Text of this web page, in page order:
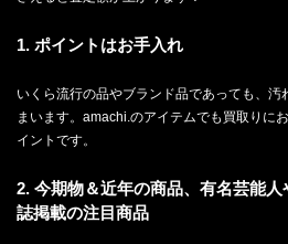
1. ポイントはお手入れ
いくら流行の品やブランド品であっても、汚
まいます。amachi.のアイテムでも買取りに
イントです。
2. 今期物＆近年の商品、有名芸能
誌掲載の注目商品